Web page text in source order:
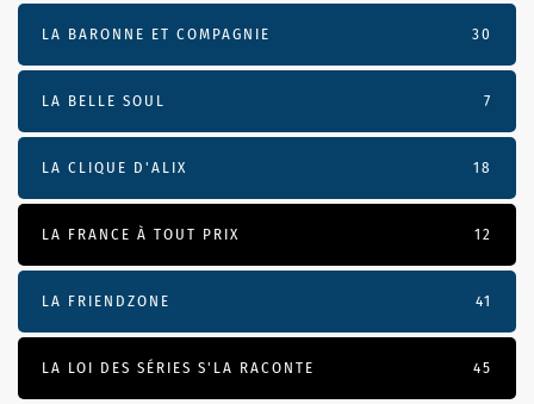
LA BARONNE ET COMPAGNIE 30
LA BELLE SOUL 7
LA CLIQUE D'ALIX 18
LA FRANCE À TOUT PRIX 12
LA FRIENDZONE 41
LA LOI DES SÉRIES S'LA RACONTE 45